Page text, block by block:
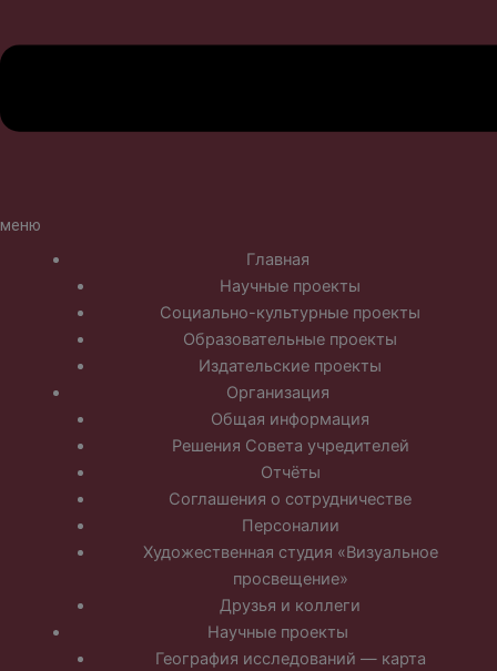
меню
Главная
Научные проекты
Социально-культурные проекты
Образовательные проекты
Издательские проекты
Организация
Общая информация
Решения Совета учредителей
Отчёты
Соглашения о сотрудничестве
Персоналии
Художественная студия «Визуальное
просвещение»
Друзья и коллеги
Научные проекты
География исследований — карта